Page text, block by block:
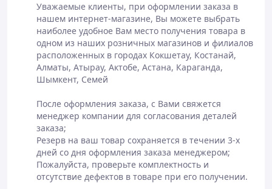
Оформление
заказа на сайте
Полная
предоплата
магазине
Самовывоз или
доставка
курьерскими
службами СДЕК,
Доставка до
магазина АСКОМ
Уважаемые клиенты, при оформлении заказа в
нашем интернет-магазине, Вы можете выбрать
наиболее удобное Вам место получения товара в
одном из наших розничных магазинов и филиалов
расположенных в городах Кокшетау, Костанай,
Алматы, Атырау, Актобе, Астана, Караганда,
Шымкент, Семей
После оформления заказа, с Вами свяжется
менеджер компании для согласования деталей
заказа;
Резерв на ваш товар сохраняется в течении 3-х
дней со дня оформления заказа менеджером;
Пожалуйста, проверьте комплектность и
отсутствие дефектов в товаре при его получении.